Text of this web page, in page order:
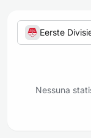
Eerste
Nessuna